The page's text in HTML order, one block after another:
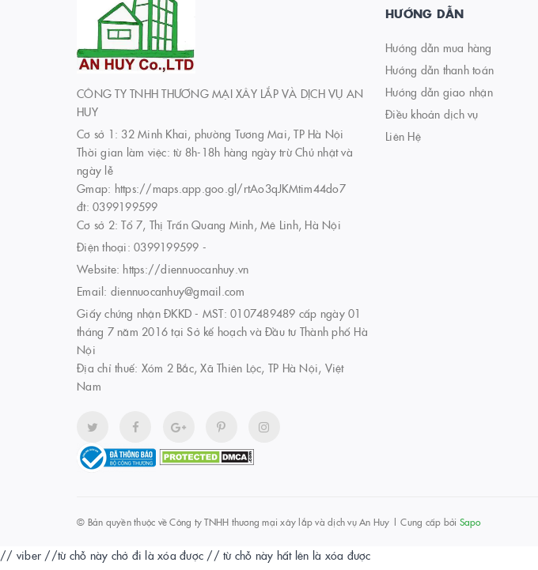
CÔNG TY TNHH THƯƠNG MẠI XÂY LẮP VÀ DỊCH VỤ AN
HUY
Cơ sở 1: 32 Minh Khai, phường Tương Mai, TP Hà Nội
Thời gian làm việc: từ 8h-18h hàng ngày trừ Chủ nhật và
ngày lễ
Gmap: https://maps.app.goo.gl/rtAo3qJKMtim44do7
đt: 0399199599
Cơ sở 2: Tổ 7, Thị Trấn Quang Minh, Mê Linh, Hà Nội
Điện thoại: 0399199599 -
Website: https://diennuocanhuy.vn
Email: diennuocanhuy@gmail.com
Giấy chứng nhận ĐKKD - MST: 0107489489 cấp ngày 01
tháng 7 năm 2016 tại Sở kế hoạch và Đầu tư Thành phố Hà
Nội
Địa chỉ thuế: Xóm 2 Bắc, Xã Thiên Lộc, TP Hà Nội, Việt
Nam
HƯỚNG DẪN
Hướng dẫn mua hàng
Hướng dẫn thanh toán
Hướng dẫn giao nhận
Điều khoản dịch vụ
Liên Hệ
© Bản quyền thuộc vềCông ty TNHH thương mại xây lắp và dịch vụ An Huy | Cung cấp bởi Sapo
// viber //từ chỗ này chở đi là xóa được // từ chỗ này hất lên là xóa được